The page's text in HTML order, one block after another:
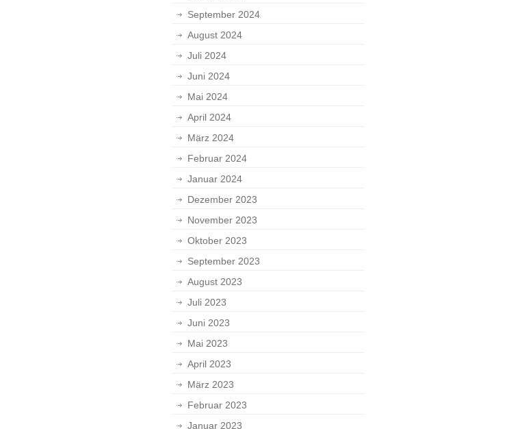
September 2024
August 2024
Juli 2024
Juni 2024
Mai 2024
April 2024
März 2024
Februar 2024
Januar 2024
Dezember 2023
November 2023
Oktober 2023
September 2023
August 2023
Juli 2023
Juni 2023
Mai 2023
April 2023
März 2023
Februar 2023
Januar 2023